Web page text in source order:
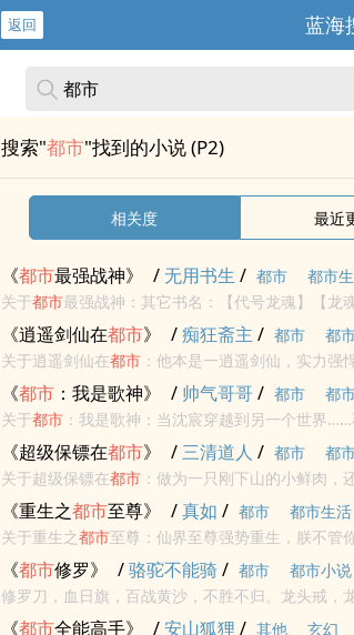
返回 蓝海
搜索"都市"找到的小说 (P2)
相关度 最近
《都市最强战神》 /无用书生 / 都市
都市
关于都市最强战神：其它书名：【代号龙魂】【龙
狂龙】一刀斩碎十九州，百万强者尽俯首！他是龙
皇！天下强者，俯首...
《逍遥剑仙在都市》 /痴狂斋主 / 都市
都
关于逍遥剑仙在都市 ：他本是一逍遥剑仙，实力
时，被神秘强者偷袭至重伤跌落凡尘，入繁华
都市
这繁华都市 么？拳...
《都市 ：我是歌神》 / 帅气哥哥/ 都市
都
关于都市 ：我是歌神：当沈宸穿越到另一个世界
《超级保镖在都市》 /三清道人 / 都市
都
关于超级保镖在都市 ：做为一只刚下山的小鲜肉
《重生之都市至尊》 /真如 / 都市
都市生活
关于重生之都市至尊：仙界至尊强势重生，朕不管
《都市修罗》 /骆驼不能骑/ 都市
都市小说
修罗刀，血日旗，百战黄沙，不胜不归。龙头戒，
敢接周某一刀否？<br>本站提示：各位书友要是觉
《都市全能高手》 /安山狐狸 / 其他 玄幻